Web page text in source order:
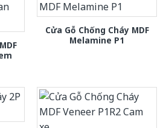
Cửa Gỗ Chống Cháy MDF
Melamine P1